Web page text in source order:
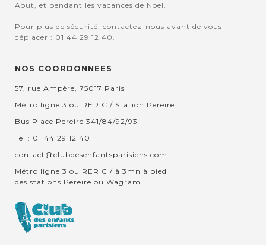
Aout, et pendant les vacances de Noel.
Pour plus de sécurité, contactez-nous avant de vous
déplacer : 01 44 29 12 40.
NOS COORDONNEES
57, rue Ampère, 75017 Paris
Métro ligne 3 ou RER C / Station Pereire
Bus Place Pereire 341/84/92/93
Tel : 01 44 29 12 40
contact@clubdesenfantsparisiens.com
Métro ligne 3 ou RER C / à 3mn à pied
des stations Pereire ou Wagram